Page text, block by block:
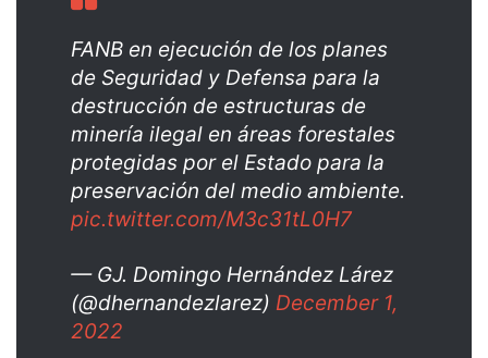
FANB en ejecución de los planes
de Seguridad y Defensa para la
destrucción de estructuras de
minería ilegal en áreas forestales
protegidas por el Estado para la
preservación del medio ambiente.
pic.twitter.com/M3c31tL0H7
— GJ. Domingo Hernández Lárez
(@dhernandezlarez) December 1,
2022